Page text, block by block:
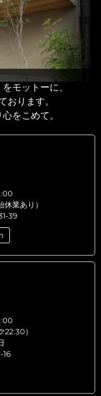
モットーに、
おります。
をこめて。
業あり）
39
22:30）
16